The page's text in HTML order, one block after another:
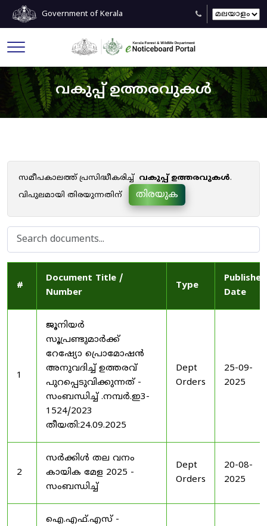
Government of Kerala
വകുപ്പ് ഉത്തരവുകൾ
സമീപകാലത്ത് പ്രസിദ്ധീകരിച്ച് വകുപ്പ് ഉത്തരവുകൾ.
വിപുലമായി തിരയുന്നതിന്
തിരയുക
#
Document Title /
Number
Type
Published
Date
1
ജൂനിയർ
സൂപ്രണ്ടുമാർക്ക്
റേഷ്യോ പ്രൊമോഷൻ
അനുവദിച്ച് ഉത്തരവ്
പുറപ്പെടുവിക്കുന്നത് -
സംബന്ധിച്ച് .നമ്പർ.ഇ3-
1524/2023
തീയതി:24.09.2025
Dept
Orders
25-09-
2025
2
സർക്കിൾ തല വനം
കായിക മേള 2025 -
സംബന്ധിച്ച്
Dept
Orders
20-08-
2025
ഐ.എഫ്.എസ് -